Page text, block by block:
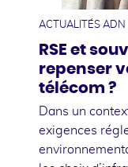
ACTUALITÉS ADN
RSE et
repenser
télécom ?
Dans un
exigences